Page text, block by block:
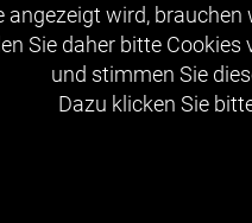
angezeigt wird, brauchen
Sie daher bitte Cookies
und stimmen Sie
Dazu klicken Sie